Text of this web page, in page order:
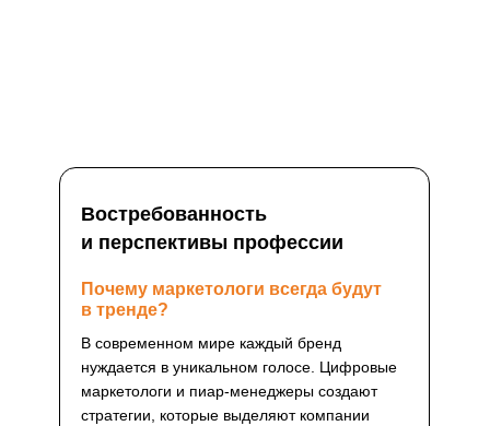
Востребованность
и перспективы профессии
В современном мире каждый бренд
нуждается в уникальном голосе. Цифровые
маркетологи и пиар-менеджеры создают
стратегии, которые выделяют компании
Почему маркетологи всегда будут
в тренде?